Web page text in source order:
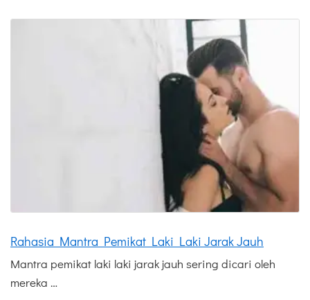
Rahasia Mantra Pemikat Laki Laki Jarak Jauh
Mantra pemikat laki laki jarak jauh sering dicari oleh
mereka …